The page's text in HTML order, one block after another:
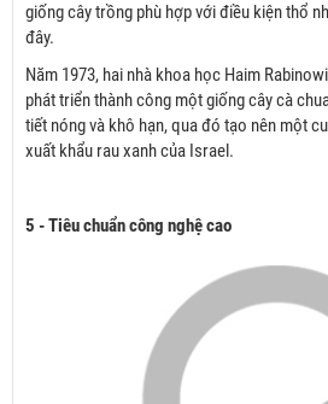
giống cây trồng phù hợp với điều kiện thổ
đây.
Năm 1973, hai nhà khoa học Haim
phát triển thành công một giống cây cà
tiết nóng và khô hạn, qua đó tạo nên một
xuất khẩu rau xanh của Israel.
5 - Tiêu chuẩn công nghệ cao